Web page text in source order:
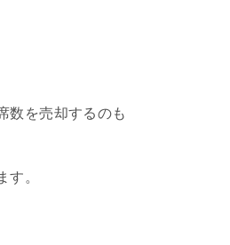
数を売却するのも
す。